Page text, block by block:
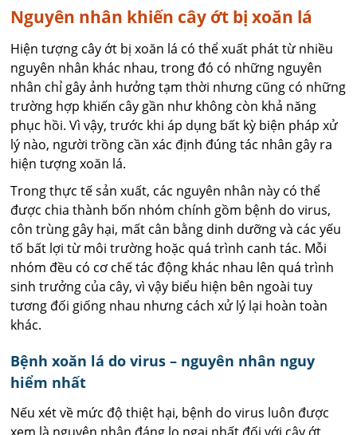
Nguyên nhân khiến cây ớt bị xoăn lá
Hiện tượng cây ớt bị xoăn lá có thể xuất phát từ nhiều
nguyên nhân khác nhau, trong đó có những nguyên
nhân chỉ gây ảnh hưởng tạm thời nhưng cũng có những
trường hợp khiến cây gần như không còn khả năng
phục hồi. Vì vậy, trước khi áp dụng bất kỳ biện pháp xử
lý nào, người trồng cần xác định đúng tác nhân gây ra
hiện tượng xoăn lá.
Trong thực tế sản xuất, các nguyên nhân này có thể
được chia thành bốn nhóm chính gồm bệnh do virus,
côn trùng gây hại, mất cân bằng dinh dưỡng và các yếu
tố bất lợi từ môi trường hoặc quá trình canh tác. Mỗi
nhóm đều có cơ chế tác động khác nhau lên quá trình
sinh trưởng của cây, vì vậy biểu hiện bên ngoài tuy
tương đối giống nhau nhưng cách xử lý lại hoàn toàn
khác.
Bệnh xoăn lá do virus – nguyên nhân nguy
hiểm nhất
Nếu xét về mức độ thiệt hại, bệnh do virus luôn được